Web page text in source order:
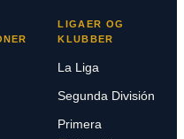
LIGAER OG
KLUBBER
La Liga
Segunda División
Primera